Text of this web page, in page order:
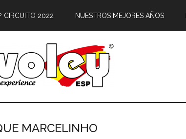
CIRCUITO 2022 NUESTROS MEJORES AÑOS
MARCELINHO